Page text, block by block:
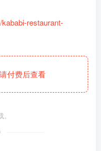
restaurant-
付费后查看